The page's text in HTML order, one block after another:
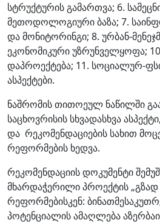
სტრუქტურის გამართვა; 6.
მეთოდოლოგიური ბაზა; 7.
და მონიტორინგი; 8. ურბან-
ეკონომიკური უზრუნველყოფა;
დაპროექტება; 11. სოციალურ-
ასპექტები.
ნაშრომის თითოეულ ნაწილში
საცხოვრისის სხვადასხვა
და რეკომენდაციების სახით
რეფორმების ხედვა.
რეკომენდაციის დოკუმენტი
მხარდაჭერილი პროექტის „გზად
რეფორმებისკენ:
პოტენციალის ამაღლება